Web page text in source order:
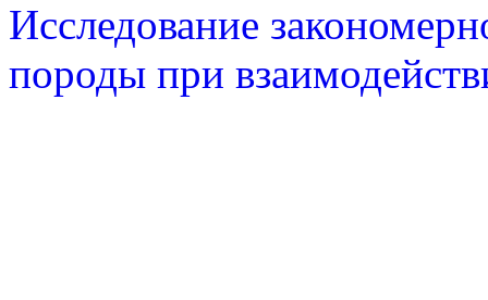
Исследование
породы при